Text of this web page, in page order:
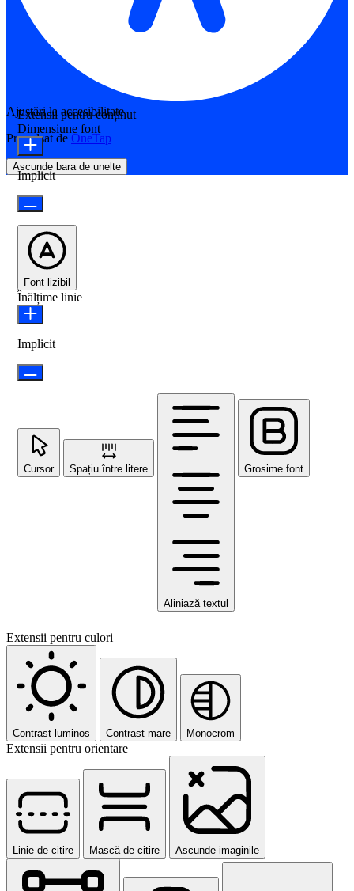
Ajustări la accesibilitate
Propulsat de OneTap
Ascunde bara de unelte
Extensii pentru conținut
Dimensiune font
Implicit
Font lizibil
Înălțime linie
Implicit
Cursor Spațiu între litere
Aliniază textul
Grosime font
Extensii pentru culori
Contrast luminos Contrast mare Monocrom
Extensii pentru orientare
Linie de citire Mască de citire Ascunde imaginile